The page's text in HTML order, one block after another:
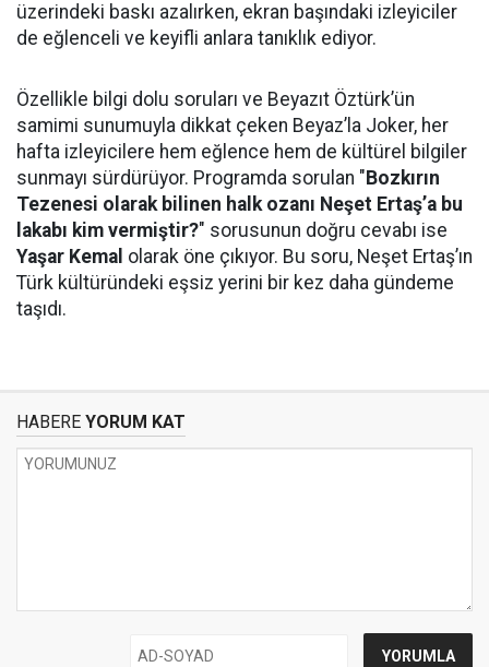
üzerindeki baskı azalırken, ekran başındaki izleyiciler
de eğlenceli ve keyifli anlara tanıklık ediyor.
Özellikle bilgi dolu soruları ve Beyazıt Öztürk’ün
samimi sunumuyla dikkat çeken Beyaz’la Joker, her
hafta izleyicilere hem eğlence hem de kültürel bilgiler
sunmayı sürdürüyor. Programda sorulan " Bozkırın
Tezenesi olarak bilinen halk ozanı Neşet Ertaş’a bu
lakabı kim vermiştir?" sorusunun doğru cevabı ise
Yaşar Kemal olarak öne çıkıyor. Bu soru, Neşet Ertaş’ın
Türk kültüründeki eşsiz yerini bir kez daha gündeme
taşıdı.
HABERE YORUM KAT